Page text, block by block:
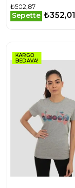
₺502,87
Sepette ₺352,01
KARGO
BEDAVA!